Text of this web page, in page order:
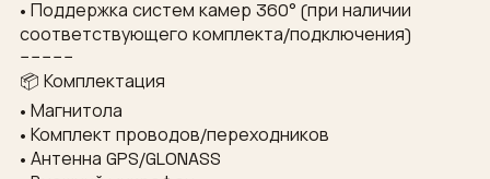
• Поддержка систем камер 360° (при наличии
соответствующего комплекта/подключения)
−−−−−
📦 Комплектация
• Магнитола
• Комплект проводов/переходников
• Антенна GPS/GLONASS